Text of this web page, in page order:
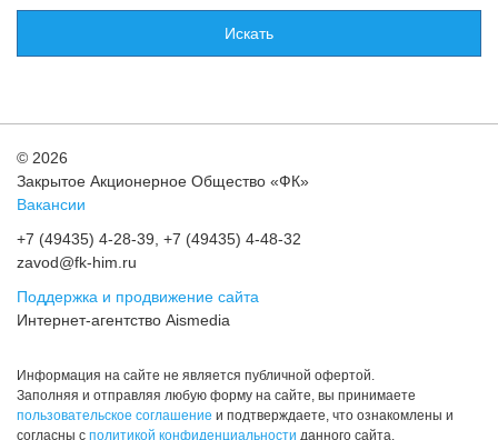
Искать
© 2026
Закрытое Акционерное Общество «ФК»
Вакансии
+7 (49435) 4-28-39, +7 (49435) 4-48-32
zavod@fk-him.ru
Поддержка и продвижение сайта
Интернет-агентство Aismedia
Информация на сайте не является публичной офертой.
Заполняя и отправляя любую форму на сайте, вы принимаете
пользовательское соглашение и подтверждаете, что ознакомлены и
согласны с политикой конфиденциальности данного сайта.